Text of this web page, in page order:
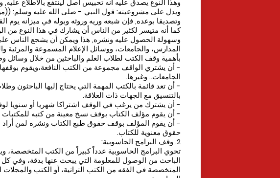
وهذا النوع يصدق عليه أنه تحبيس أصل لينتفع بالاطلاع
ويدل على مشروعيته: قول النبي - صلى الله عليه وسلم:
وتصديقا بوعده, فإن شبعه وريه وروثه وبوله في ميزانه يوم
كما أنه متيسر لكثير من الناس أن يشارك في هذا النوع من
وسهولة الحصول عليه ونشره, هذا ويمكن أن يشجع الناس
المدارس، والجامعات، ووسائل الإعلام المسموعة والمرئية
بأهمية وقف الكتب لطلاب العلم والباحثين من خلال وسائل
- أن يشتري الواقف مجموعة من الكتب النافعة،ويقوم
الجامعات.. وغيرها.
- أن تعد قائمة بالكتب المهمة التي يحتاج إليها الباحثون
بالتنسيق مع الجهات ذات العلاقة.
- أن يشترك من يرغب في الوقف اشتراكا شهريا أو سنويا
- أن يقوم مؤلف الكتاب بوقف نسخ معينة من كتبه للمكتبات
- أن يقوم المؤلف بوقف حقوق طبع الكتاب ونشره لمن
حقوق معنوية للكتاب.
2. وقف البرامج الحاسوبية:
تحوي البرامج الحاسوبية عدداً كبيراً من الكتب المتخصصة،
الباحث من الوصول للمعلومة التي يبحث عنها بدقة، وفي
المتخصصة في الفقه من الكتب التراثية، أو الكتب